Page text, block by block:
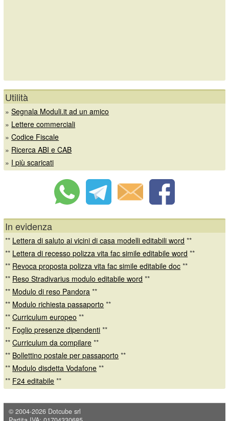
Utilità
»Segnala Moduli.it ad un amico
» Lettere commerciali
»Codice Fiscale
» Ricerca ABI e CAB
» I più scaricati
In evidenza
** Lettera di saluto ai vicini di casa modelli editabili word **
** Lettera di recesso polizza vita fac simile editabile word **
** Revoca proposta polizza vita fac simile editabile doc **
** Reso Stradivarius modulo editabile word **
** Modulo di reso Pandora **
** Modulo richiesta passaporto **
**Curriculum europeo **
** Foglio presenze dipendenti **
**Curriculum da compilare **
** Bollettino postale per passaporto **
** Modulo disdetta Vodafone **
** F24 editabile **
© 2004-2026 Dotcube srl